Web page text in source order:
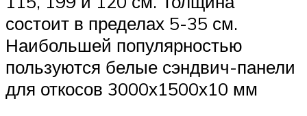
состоит в пределах 5-35 см.
Наибольшей популярностью
пользуются белые сэндвич-панели
для откосов 3000х1500х10 мм